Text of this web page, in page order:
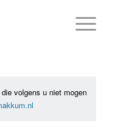
volgens u niet mogen